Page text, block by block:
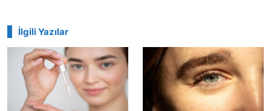
İlgili Yazılar